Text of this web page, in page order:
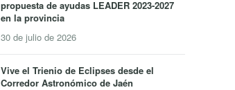
propuesta de ayudas LEADER 2023-2027
en la provincia
30 de julio de 2026
Vive el Trienio de Eclipses desde el
Corredor Astronómico de Jaén